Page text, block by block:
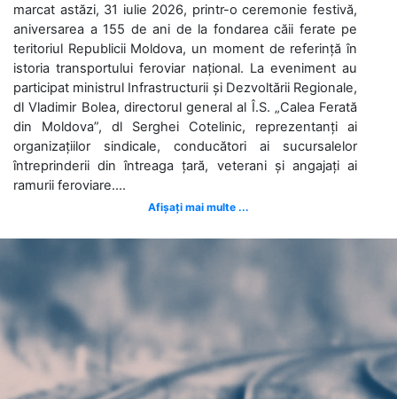
marcat astăzi, 31 iulie 2026, printr-o ceremonie festivă,
aniversarea a 155 de ani de la fondarea căii ferate pe
teritoriul Republicii Moldova, un moment de referință în
istoria transportului feroviar național. La eveniment au
participat ministrul Infrastructurii și Dezvoltării Regionale,
dl Vladimir Bolea, directorul general al Î.S. „Calea Ferată
din Moldova”, dl Serghei Cotelinic, reprezentanți ai
organizațiilor sindicale, conducători ai sucursalelor
întreprinderii din întreaga țară, veterani și angajați ai
ramurii feroviare....
Afișați mai multe ...